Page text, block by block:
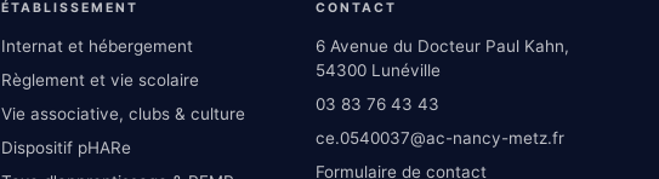
ÉTABLISSEMENT
Internat et hébergement
Règlement et vie scolaire
Vie associative, clubs & culture
Dispositif pHARe
CONTACT
6 Avenue du Docteur Paul Kahn,
54300 Lunéville
03 83 76 43 43
ce.0540037@ac-nancy-metz.fr
Formulaire de contact